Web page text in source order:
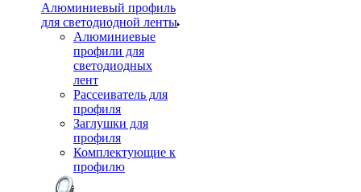
Алюминиевый профиль
для светодиодной ленты
Алюминиевые
профили для
светодиодных
лент
Рассеиватель для
профиля
Заглушки для
профиля
Комплектующие к
профилю